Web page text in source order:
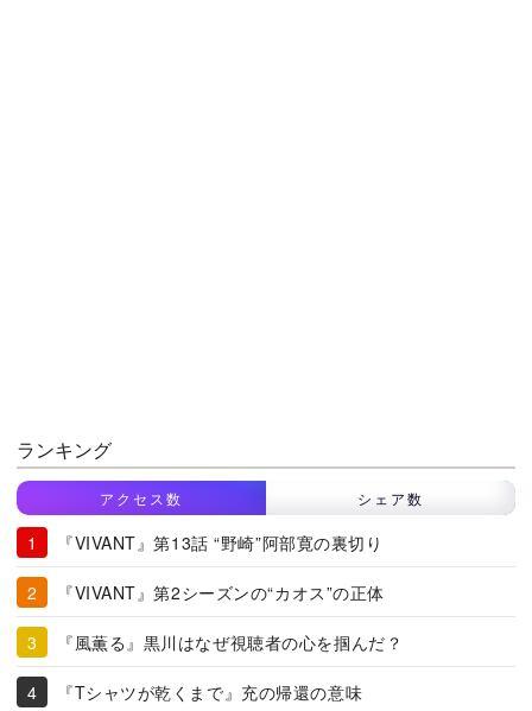
ランキング
アクセス数 シェア数
『VIVANT』第13話 “野崎”阿部寛の裏切り
『VIVANT』第2シーズンの“カオス”の正体
『風薫る』黒川はなぜ視聴者の心を掴んだ？
『Tシャツが乾くまで』充の帰還の意味